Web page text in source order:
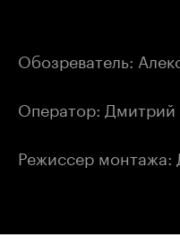
Обозреватель:
Оператор: Дмитрий
Режиссер